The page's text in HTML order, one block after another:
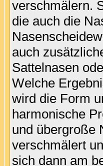
verschmälern.
die auch die
auch
Sattelnasen
Welche
wird die Form
harmonische
und übergroße
verschmälert
sich dann am